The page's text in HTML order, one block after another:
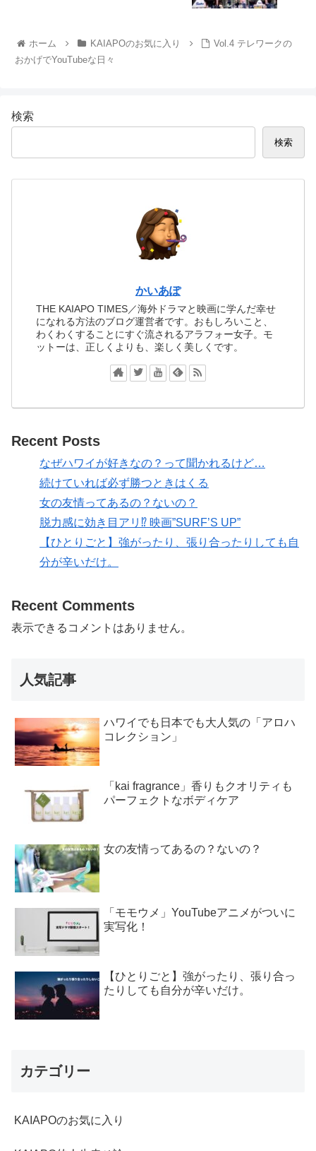
ホーム KAIAPOのお気に入り
Vol.4 テレワークの
おかげでYouTubeな日々
検索
検索
かいあぽ
THE KAIAPO TIMES／海外ドラマと映画に学んだ幸せ
になれる方法のブログ運営者です。おもしろいこと、
わくわくすることにすぐ流されるアラフォー女子。モ
ットーは、正しくよりも、楽しく美しくです。
Recent Posts
なぜハワイが好きなの？って聞かれるけど…
続けていれば必ず勝つときはくる
女の友情ってあるの？ないの？
脱力感に効き目アリ⁉ 映画”SURF’S UP”
【ひとりごと】強がったり、張り合ったりしても自
分が辛いだけ。
Recent Comments
表示できるコメントはありません。
人気記事
ハワイでも日本でも大人気の「アロハ
コレクション」
「kai fragrance」香りもクオリティも
パーフェクトなボディケア
女の友情ってあるの？ないの？
「モモウメ」YouTubeアニメがついに
実写化！
【ひとりごと】強がったり、張り合っ
たりしても自分が辛いだけ。
カテゴリー
KAIAPOのお気に入り